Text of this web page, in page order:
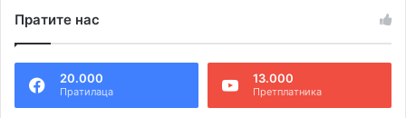
т
н
Пратите нас
20.000
Пратилаца
13.000
Претплатника